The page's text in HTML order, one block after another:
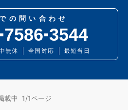
の問い合わせ
7586 3544
無休 全国対応 最短当日
載中 1/1ページ